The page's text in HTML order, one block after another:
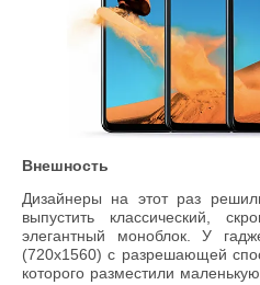
Внешность
Дизайнеры на этот раз
выпустить классический,
элегантный моноблок. У
(720x1560) с разрешающей
которого разместили